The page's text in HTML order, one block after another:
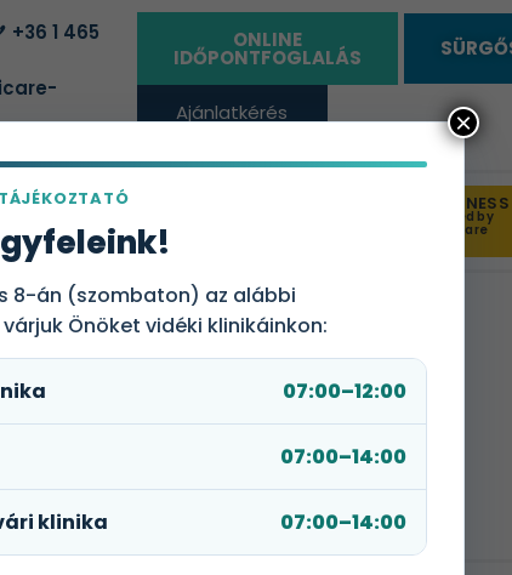
+36 1 465
ONLINE
IDŐPONTFOGLALÁS
Ajánlatkérés
vállalatoknak
LIFE1 FITNESS
powered by
edicare
8-án (szombaton) az alábbi
Önöket vidéki klinikáinkon:
07:00–12:00
07:00–14:00
klinika 07:00–14:00
×